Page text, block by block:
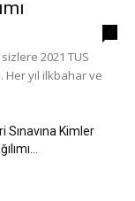
sizlere 2021 TUS
Her yıl ilkbahar ve
Sınavına Kimler